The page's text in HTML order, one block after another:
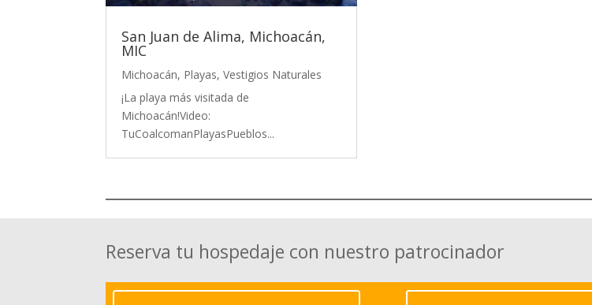
San Juan de Alima, Michoacán,
MIC
Michoacán, Playas,Vestigios Naturales
¡La playa más visitada de
Michoacán!Video:
TuCoalcomanPlayasPueblos...
Reserva tu hospedaje con nuestro patrocinador